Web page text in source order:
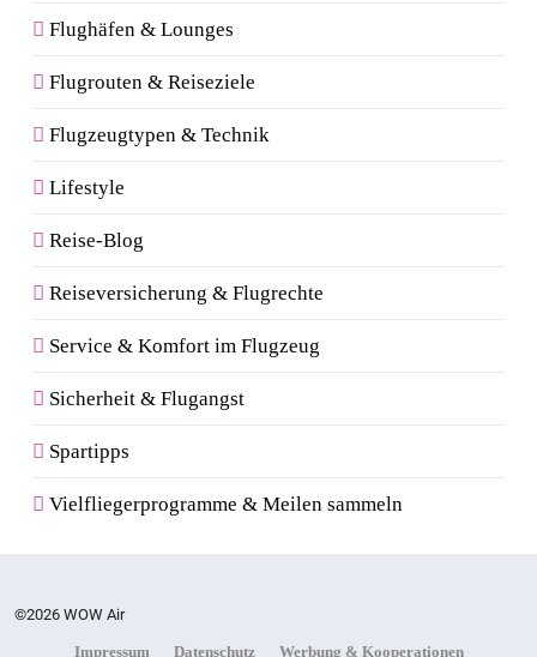
Flughäfen & Lounges
Flugrouten & Reiseziele
Flugzeugtypen & Technik
Lifestyle
Reise-Blog
Reiseversicherung & Flugrechte
Service & Komfort im Flugzeug
Sicherheit & Flugangst
Spartipps
Vielfliegerprogramme & Meilen sammeln
©2026 WOW Air
Impressum Datenschutz Werbung & Kooperationen